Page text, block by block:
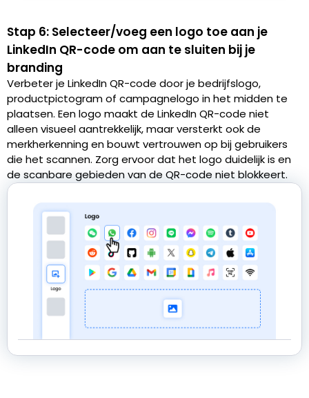
Stap 6: Selecteer/voeg een logo toe aan je
LinkedIn QR-code om aan te sluiten bij je
branding
Verbeter je LinkedIn QR-code door je bedrijfslogo,
productpictogram of campagnelogo in het midden te
plaatsen. Een logo maakt de LinkedIn QR-code niet
alleen visueel aantrekkelijk, maar versterkt ook de
merkherkenning en bouwt vertrouwen op bij gebruikers
die het scannen. Zorg ervoor dat het logo duidelijk is en
de scanbare gebieden van de QR-code niet blokkeert.